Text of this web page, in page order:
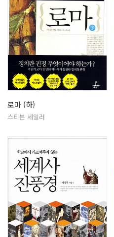
로마 (하)
스티븐 세일러